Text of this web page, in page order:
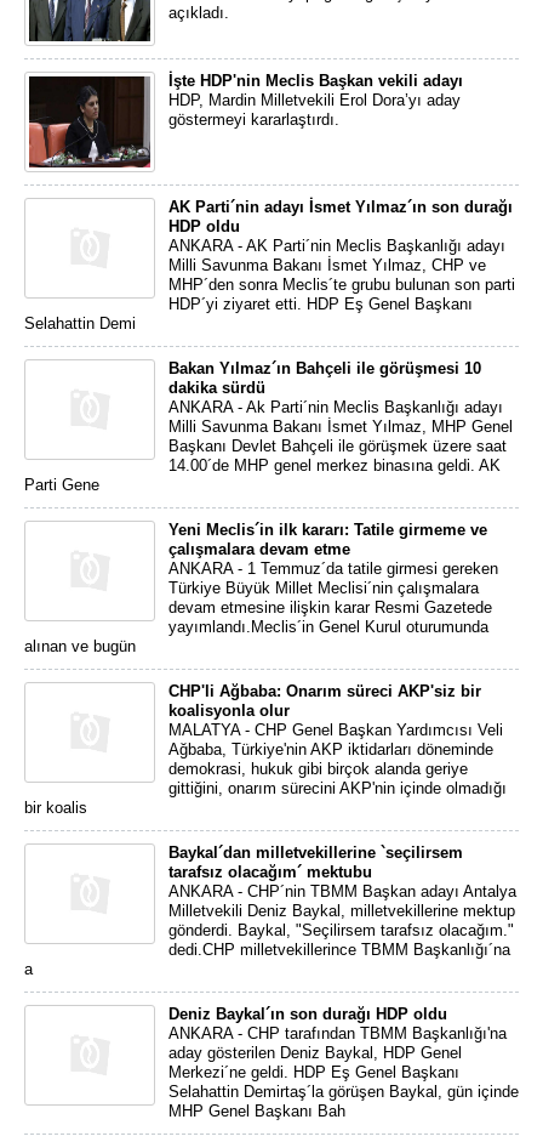
açıkladı.
İşte HDP'nin Meclis Başkan vekili adayı
HDP, Mardin Milletvekili Erol Dora’yı aday
göstermeyi kararlaştırdı.
AK Parti´nin adayı İsmet Yılmaz´ın son durağı
HDP oldu
ANKARA - AK Parti´nin Meclis Başkanlığı adayı
Milli Savunma Bakanı İsmet Yılmaz, CHP ve
MHP´den sonra Meclis´te grubu bulunan son parti
HDP´yi ziyaret etti. HDP Eş Genel Başkanı
Selahattin Demi
Bakan Yılmaz´ın Bahçeli ile görüşmesi 10
dakika sürdü
ANKARA - Ak Parti´nin Meclis Başkanlığı adayı
Milli Savunma Bakanı İsmet Yılmaz, MHP Genel
Başkanı Devlet Bahçeli ile görüşmek üzere saat
14.00´de MHP genel merkez binasına geldi. AK
Parti Gene
Yeni Meclis´in ilk kararı: Tatile girmeme ve
çalışmalara devam etme
ANKARA - 1 Temmuz´da tatile girmesi gereken
Türkiye Büyük Millet Meclisi´nin çalışmalara
devam etmesine ilişkin karar Resmi Gazetede
yayımlandı.Meclis´in Genel Kurul oturumunda
alınan ve bugün
CHP'li Ağbaba: Onarım süreci AKP'siz bir
koalisyonla olur
MALATYA - CHP Genel Başkan Yardımcısı Veli
Ağbaba, Türkiye'nin AKP iktidarları döneminde
demokrasi, hukuk gibi birçok alanda geriye
gittiğini, onarım sürecini AKP'nin içinde olmadığı
bir koalis
Baykal´dan milletvekillerine `seçilirsem
tarafsız olacağım´ mektubu
ANKARA - CHP´nin TBMM Başkan adayı Antalya
Milletvekili Deniz Baykal, milletvekillerine mektup
gönderdi. Baykal, "Seçilirsem tarafsız olacağım."
dedi.CHP milletvekillerince TBMM Başkanlığı´na
a
Deniz Baykal´ın son durağı HDP oldu
ANKARA - CHP tarafından TBMM Başkanlığı'na
aday gösterilen Deniz Baykal, HDP Genel
Merkezi´ne geldi. HDP Eş Genel Başkanı
Selahattin Demirtaş´la görüşen Baykal, gün içinde
MHP Genel Başkanı Bah